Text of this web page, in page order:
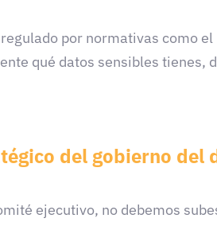
por normativas como
qué datos sensibles
del gobierno del
ejecutivo, no debemos